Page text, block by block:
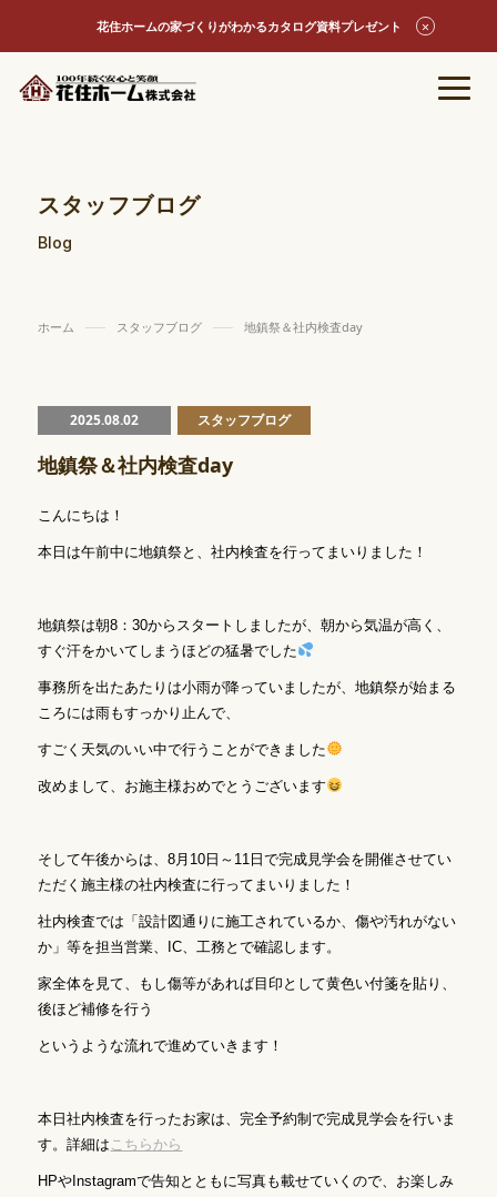
花住ホームの家づくりがわかるカタログ資料プレゼント
スタッフブログ
Blog
ホーム スタッフブログ 地鎮祭＆社内検査day
2025.08.02 スタッフブログ
地鎮祭＆社内検査day
こんにちは！
本日は午前中に地鎮祭と、社内検査を行ってまいりました！
地鎮祭は朝8：30からスタートしましたが、朝から気温が高く、
すぐ汗をかいてしまうほどの猛暑でした
事務所を出たあたりは小雨が降っていましたが、地鎮祭が始まる
ころには雨もすっかり止んで、
すごく天気のいい中で行うことができました
改めまして、お施主様おめでとうございます
そして午後からは、8月10日～11日で完成見学会を開催させてい
ただく施主様の社内検査に行ってまいりました！
社内検査では「設計図通りに施工されているか、傷や汚れがない
か」等を担当営業、IC、工務とで確認します。
家全体を見て、もし傷等があれば目印として黄色い付箋を貼り、
後ほど補修を行う
というような流れで進めていきます！
本日社内検査を行ったお家は、完全予約制で完成見学会を行いま
す。詳細は こちらから
HPやInstagramで告知とともに写真も載せていくので、お楽しみ